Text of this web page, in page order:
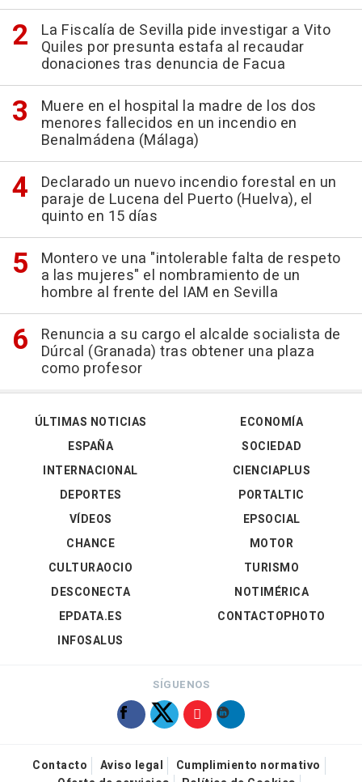
La Fiscalía de Sevilla pide investigar a Vito
Quiles por presunta estafa al recaudar
donaciones tras denuncia de Facua
Muere en el hospital la madre de los dos
menores fallecidos en un incendio en
Benalmádena (Málaga)
Declarado un nuevo incendio forestal en un
paraje de Lucena del Puerto (Huelva), el
quinto en 15 días
Montero ve una "intolerable falta de respeto
a las mujeres" el nombramiento de un
hombre al frente del IAM en Sevilla
Renuncia a su cargo el alcalde socialista de
Dúrcal (Granada) tras obtener una plaza
como profesor
ÚLTIMAS NOTICIAS
ESPAÑA
INTERNACIONAL
DEPORTES
VÍDEOS
ECONOMÍA
SOCIEDAD
CIENCIAPLUS
PORTALTIC
EPSOCIAL
CHANCE
CULTURAOCIO
DESCONECTA
EPDATA.ES
INFOSALUS
MOTOR
TURISMO
NOTIMÉRICA
CONTACTOPHOTO
SÍGUENOS
Contacto Aviso legal
Cumplimiento normativo